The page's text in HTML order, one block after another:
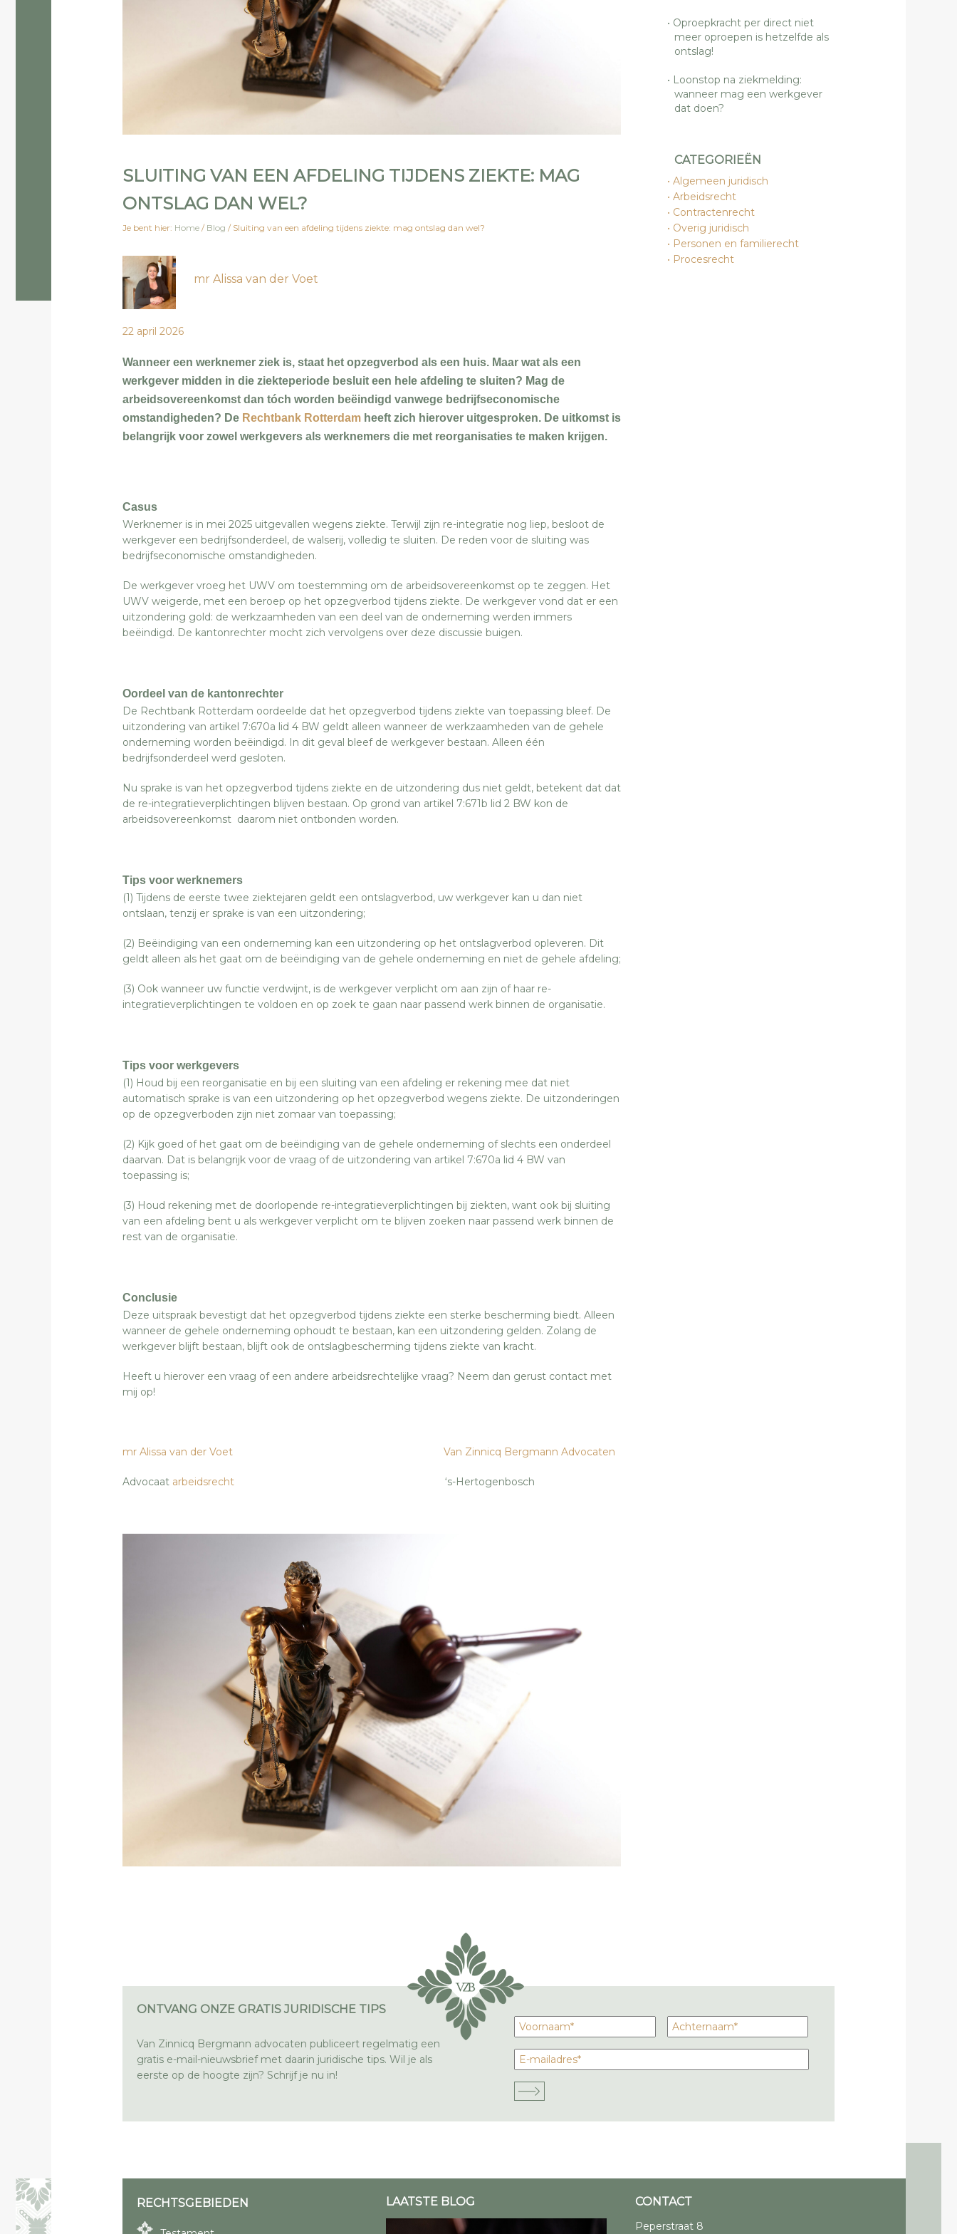
SLUITING VAN EEN AFDELING TIJDENS ZIEKTE: MAG
ONTSLAG DAN WEL?
Je bent hier: Home / Blog /Sluiting van een afdeling tijdens ziekte: mag ontslag dan wel?
mr Alissa van der Voet
22 april 2026
Wanneer een werknemer ziek is, staat het opzegverbod als een huis. Maar wat als een
werkgever midden in die ziekteperiode besluit een hele afdeling te sluiten? Mag de
arbeidsovereenkomst dan tóch worden beëindigd vanwege bedrijfseconomische
omstandigheden? De Rechtbank Rotterdam heeft zich hierover uitgesproken. De uitkomst is
belangrijk voor zowel werkgevers als werknemers die met reorganisaties te maken krijgen.
Casus
Werknemer is in mei 2025 uitgevallen wegens ziekte. Terwijl zijn re-integratie nog liep, besloot de
werkgever een bedrijfsonderdeel, de walserij, volledig te sluiten. De reden voor de sluiting was
bedrijfseconomische omstandigheden.
De werkgever vroeg het UWV om toestemming om de arbeidsovereenkomst op te zeggen. Het
UWV weigerde, met een beroep op het opzegverbod tijdens ziekte. De werkgever vond dat er een
uitzondering gold: de werkzaamheden van een deel van de onderneming werden immers
beëindigd. De kantonrechter mocht zich vervolgens over deze discussie buigen.
Oordeel van de kantonrechter
De Rechtbank Rotterdam oordeelde dat het opzegverbod tijdens ziekte van toepassing bleef. De
uitzondering van artikel 7:670a lid 4 BW geldt alleen wanneer de werkzaamheden van de gehele
onderneming worden beëindigd. In dit geval bleef de werkgever bestaan. Alleen één
bedrijfsonderdeel werd gesloten.
Nu sprake is van het opzegverbod tijdens ziekte en de uitzondering dus niet geldt, betekent dat dat
de re-integratieverplichtingen blijven bestaan. Op grond van artikel 7:671b lid 2 BW kon de
arbeidsovereenkomst daarom niet ontbonden worden.
Tips voor werknemers
(1) Tijdens de eerste twee ziektejaren geldt een ontslagverbod, uw werkgever kan u dan niet
ontslaan, tenzij er sprake is van een uitzondering;
(2) Beëindiging van een onderneming kan een uitzondering op het ontslagverbod opleveren. Dit
geldt alleen als het gaat om de beëindiging van de gehele onderneming en niet de gehele afdeling;
(3) Ook wanneer uw functie verdwijnt, is de werkgever verplicht om aan zijn of haar re-
integratieverplichtingen te voldoen en op zoek te gaan naar passend werk binnen de organisatie.
Tips voor werkgevers
(1) Houd bij een reorganisatie en bij een sluiting van een afdeling er rekening mee dat niet
automatisch sprake is van een uitzondering op het opzegverbod wegens ziekte. De uitzonderingen
op de opzegverboden zijn niet zomaar van toepassing;
(2) Kijk goed of het gaat om de beëindiging van de gehele onderneming of slechts een onderdeel
daarvan. Dat is belangrijk voor de vraag of de uitzondering van artikel 7:670a lid 4 BW van
toepassing is;
(3) Houd rekening met de doorlopende re-integratieverplichtingen bij ziekten, want ook bij sluiting
van een afdeling bent u als werkgever verplicht om te blijven zoeken naar passend werk binnen de
rest van de organisatie.
Conclusie
Deze uitspraak bevestigt dat het opzegverbod tijdens ziekte een sterke bescherming biedt. Alleen
wanneer de gehele onderneming ophoudt te bestaan, kan een uitzondering gelden. Zolang de
werkgever blijft bestaan, blijft ook de ontslagbescherming tijdens ziekte van kracht.
Heeft u hierover een vraag of een andere arbeidsrechtelijke vraag? Neem dan gerust contact met
mij op!
mr Alissa van der Voet Van Zinnicq Bergmann Advocaten
Advocaat arbeidsrecht ‘s-Hertogenbosch
Oproepkracht per direct niet
meer oproepen is hetzelfde als
ontslag!
Loonstop na ziekmelding:
wanneer mag een werkgever
dat doen?
CATEGORIEËN
Algemeen juridisch
Arbeidsrecht
Contractenrecht
Overig juridisch
Personen en familierecht
Procesrecht
ONTVANG ONZE GRATIS JURIDISCHE TIPS
Van Zinnicq Bergmann advocaten publiceert regelmatig een
gratis e-mail-nieuwsbrief met daarin juridische tips. Wil je als
eerste op de hoogte zijn? Schrijf je nu in!
RECHTSGEBIEDEN LAATSTE BLOG CONTACT
Peperstraat 8